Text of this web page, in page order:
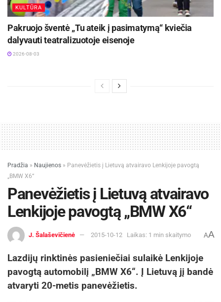
KULTŪRA
Pakruojo šventė „Tu ateik į pasimatymą“ kviečia
dalyvauti teatralizuotoje eisenoje
2026-08-03
Pradžia » Naujienos » Panevėžietis į Lietuvą atvairavo Lenkijoje pavogtą
„BMW X6“
Panevėžietis į Lietuvą atvairavo
Lenkijoje pavogtą „BMW X6“
J. Šalaševičienė 2015-10-12 Laikas: 1 min skaitymo AA
Lazdijų rinktinės pasieniečiai sulaikė Lenkijoje
pavogtą automobilį „BMW X6“. Į Lietuvą jį bandė
atvaryti 20-metis panevėžietis.